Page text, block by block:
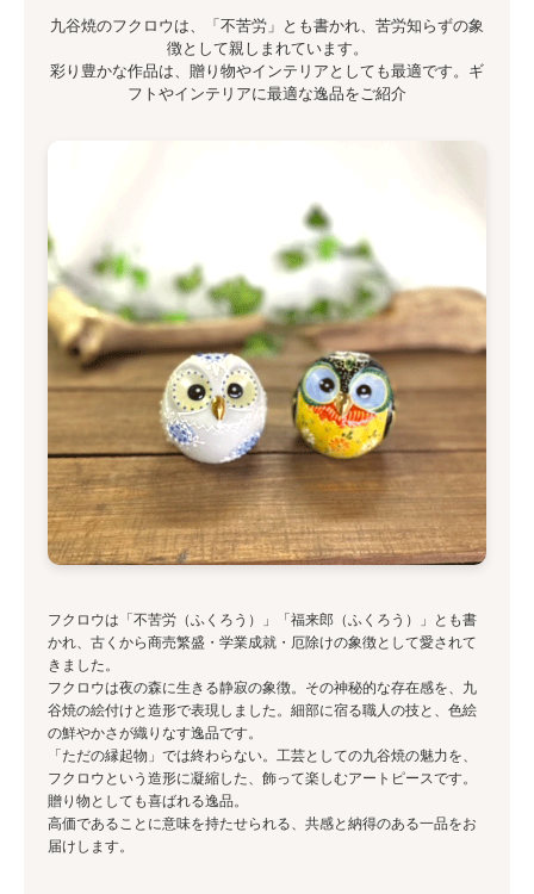
九谷焼のフクロウは、「不苦労」とも書かれ、苦労知らずの象
徴として親しまれています。
彩り豊かな作品は、贈り物やインテリアとしても最適です。ギ
フトやインテリアに最適な逸品をご紹介
フクロウは「不苦労（ふくろう）」「福来郎（ふくろう）」とも書
かれ、古くから商売繁盛・学業成就・厄除けの象徴として愛されて
きました。
フクロウは夜の森に生きる静寂の象徴。その神秘的な存在感を、九
谷焼の絵付けと造形で表現しました。細部に宿る職人の技と、色絵
の鮮やかさが織りなす逸品です。
「ただの縁起物」では終わらない。工芸としての九谷焼の魅力を、
フクロウという造形に凝縮した、飾って楽しむアートピースです。
贈り物としても喜ばれる逸品。
高価であることに意味を持たせられる、共感と納得のある一品をお
届けします。